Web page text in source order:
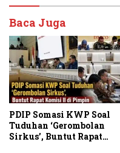
Baca Juga
PDIP Somasi KWP Soal
Tuduhan ‘Gerombolan
Sirkus’, Buntut Rapat